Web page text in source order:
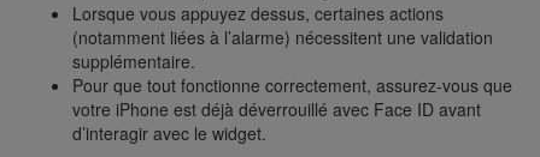
Lorsque vous appuyez dessus, certaines actions
(notamment liées à l’alarme) nécessitent une validation
supplémentaire.
Pour que tout fonctionne correctement, assurez-vous que
votre iPhone est déjà déverrouillé avec Face ID avant
d’interagir avec le widget.